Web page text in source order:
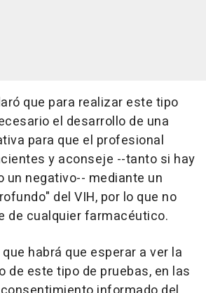
que para realizar este tipo
el desarrollo de una
para que el profesional
y aconseje --tanto si hay
un negativo-- mediante un
del VIH, por lo que no
de cualquier farmacéutico.
habrá que esperar a ver la
de este tipo de pruebas, en las